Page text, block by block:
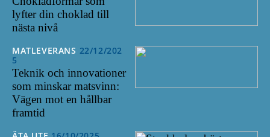
lyfter din choklad till
nästa nivå
MATLEVERANS 22/12/202
5
Teknik och innovationer
som minskar matsvinn:
Vägen mot en hållbar
framtid